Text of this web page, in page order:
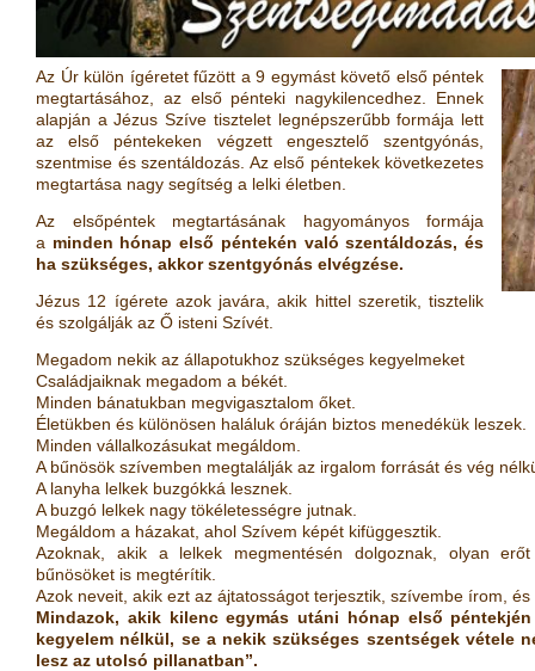
Az Úr külön ígéretet fűzött a 9 egymást követő első péntek
megtartásához, az első pénteki nagykilencedhez. Ennek
alapján a Jézus Szíve tisztelet legnépszerűbb formája lett
az első péntekeken végzett engesztelő szentgyónás,
szentmise és szentáldozás. Az első péntekek következetes
megtartása nagy segítség a lelki életben.
Az elsőpéntek megtartásának hagyományos formája
a minden hónap első péntekén való szentáldozás, és
ha szükséges, akkor szentgyónás elvégzése.
Jézus 12 ígérete azok javára, akik hittel szeretik, tisztelik
és szolgálják az Ő isteni Szívét.
Megadom nekik az állapotukhoz szükséges kegyelmeket
Családjaiknak megadom a békét.
Minden bánatukban megvigasztalom őket.
Életükben és különösen haláluk óráján biztos menedékük leszek.
Minden vállalkozásukat megáldom.
A bűnösök szívemben megtalálják az irgalom forrását és vég
A lanyha lelkek buzgókká lesznek.
A buzgó lelkek nagy tökéletességre jutnak.
Megáldom a házakat, ahol Szívem képét kifüggesztik.
Azoknak, akik a lelkek megmentésén dolgoznak, olyan
bűnösöket is megtérítik.
Azok neveit, akik ezt az ájtatosságot terjesztik, szívembe írom,
Mindazok, akik kilenc egymás utáni hónap első
kegyelem nélkül, se a nekik szükséges szentségek vétele
lesz az utolsó pillanatban”.